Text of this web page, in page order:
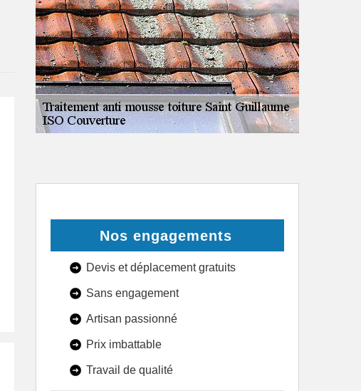
Nos engagements
Devis et déplacement gratuits
Sans engagement
Artisan passionné
Prix imbattable
Travail de qualité